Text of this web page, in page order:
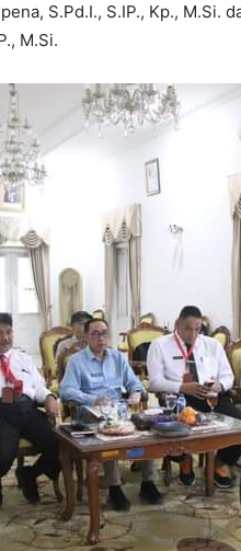
S.Pd.I., S.IP., Kp., M.Si.
M.Si.